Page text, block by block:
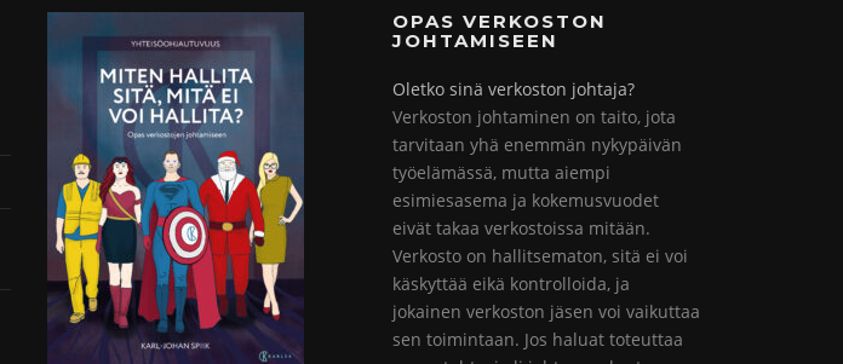
OPAS VERKOSTON
JOHTAMISEEN
Oletko sinä verkoston johtaja?
Verkoston johtaminen on taito, jota
tarvitaan yhä enemmän nykypäivän
työelämässä, mutta aiempi
esimiesasema ja kokemusvuodet
eivät takaa verkostoissa mitään.
Verkosto on hallitsematon, sitä ei voi
käskyttää eikä kontrolloida, ja
jokainen verkoston jäsen voi vaikuttaa
sen toimintaan. Jos haluat toteuttaa